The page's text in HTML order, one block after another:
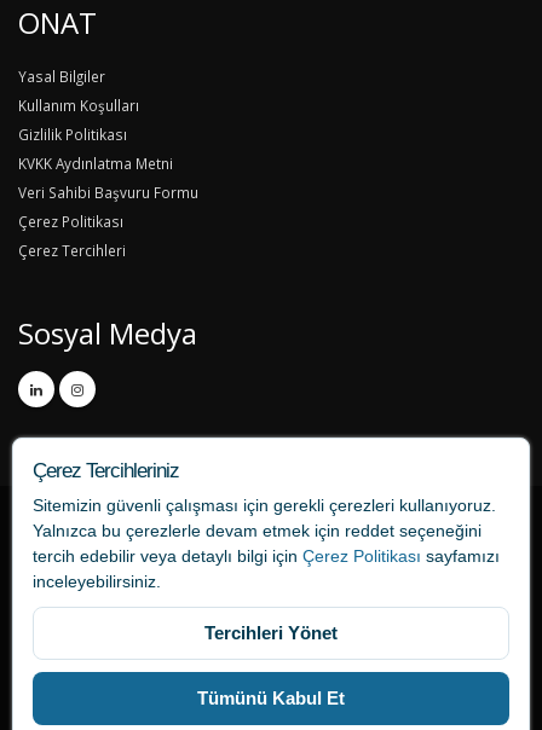
ONAT
Yasal Bilgiler
Kullanım Koşulları
Gizlilik Politikası
KVKK Aydınlatma Metni
Veri Sahibi Başvuru Formu
Çerez Politikası
Çerez Tercihleri
Sosyal Medya
tercume724.com bir ONAT Tercüme markasıdır.
Çerez Tercihleriniz
Sitemizin güvenli çalışması için gerekli çerezleri kullanıyoruz.
Yalnızca bu çerezlerle devam etmek için reddet seçeneğini
tercih edebilir veya detaylı bilgi için Çerez Politikası sayfamızı
inceleyebilirsiniz.
Tercihleri Yönet
Tümünü Kabul Et